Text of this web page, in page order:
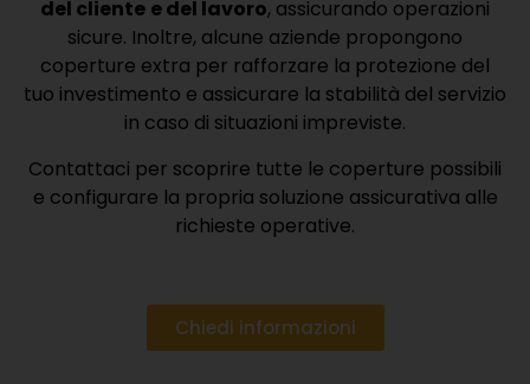
del cliente e del lavoro, assicurando operazioni
sicure. Inoltre, alcune aziende propongono
coperture extra per rafforzare la protezione del
tuo investimento e assicurare la stabilità del servizio
in caso di situazioni impreviste.
Contattaci per scoprire tutte le coperture possibili
e configurare la propria soluzione assicurativa alle
richieste operative.
Chiedi informazioni